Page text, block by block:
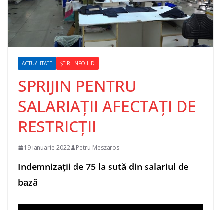
ACTUALITATE ȘTIRI INFO HD
SPRIJIN PENTRU
SALARIAȚII AFECTAȚI DE
RESTRICȚII
19 ianuarie 2022 Petru Meszaros
Indemnizații de 75 la sută din salariul de
bază